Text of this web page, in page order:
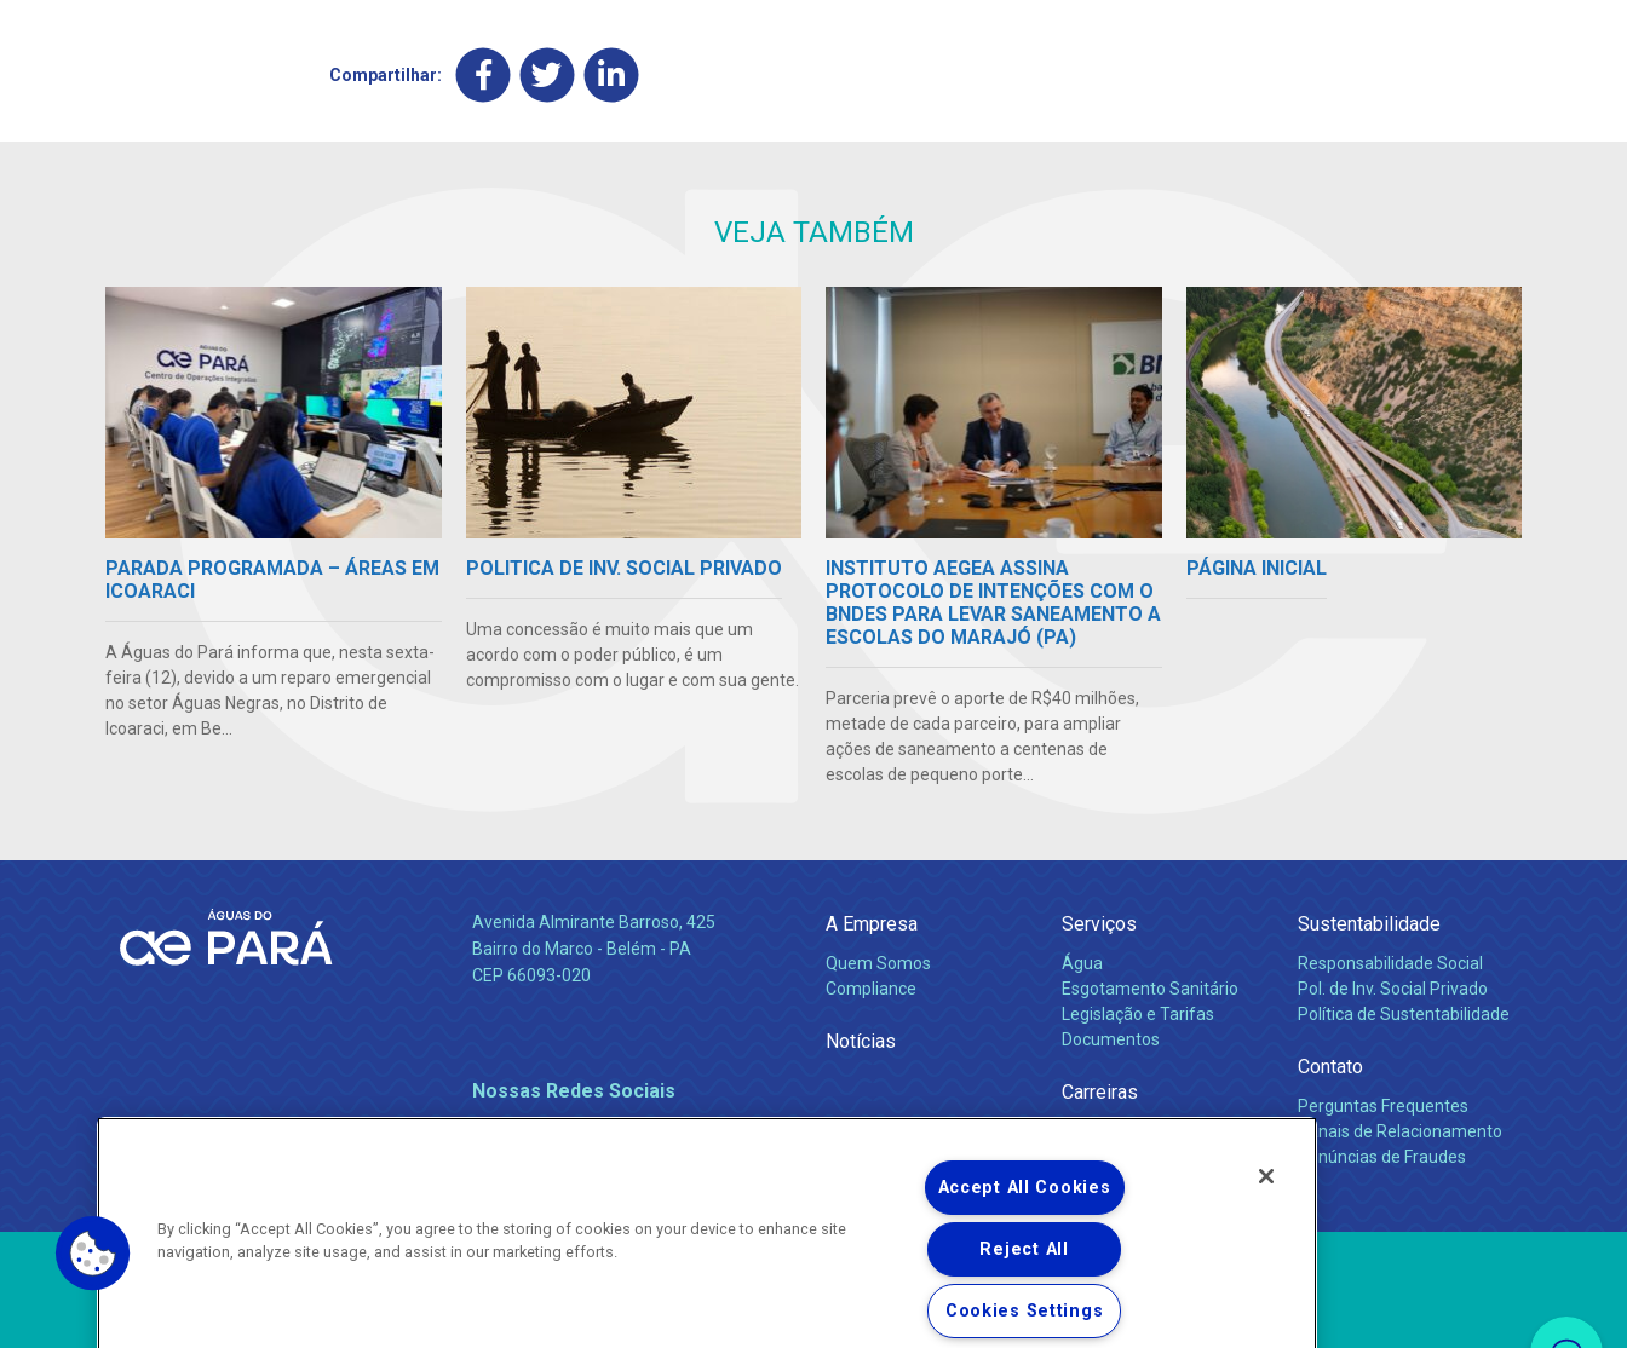
Compartilhar:
VEJA TAMBÉM
PARADA PROGRAMADA – ÁREAS EM
ICOARACI
A Águas do Pará informa que, nesta sexta-
feira (12), devido a um reparo emergencial
no setor Águas Negras, no Distrito de
Icoaraci, em Be...
POLITICA DE INV. SOCIAL PRIVADO
Uma concessão é muito mais que um
acordo com o poder público, é um
compromisso com o lugar e com sua gente.
INSTITUTO AEGEA ASSINA
PROTOCOLO DE INTENÇÕES COM O
BNDES PARA LEVAR SANEAMENTO A
ESCOLAS DO MARAJÓ (PA)
Parceria prevê o aporte de R$40 milhões,
metade de cada parceiro, para ampliar
ações de saneamento a centenas de
escolas de pequeno porte...
PÁGINA INICIAL
Avenida Almirante Barroso, 425
Bairro do Marco - Belém - PA
CEP 66093-020
Nossas Redes Sociais
A Empresa
Quem Somos
Compliance
Notícias
Serviços
Água
Esgotamento Sanitário
Legislação e Tarifas
Documentos
Carreiras
Sustentabilidade
Responsabilidade Social
Pol. de Inv. Social Privado
Política de Sustentabilidade
Contato
Perguntas Frequentes
Canais de Relacionamento
Denúncias de Fraudes
Copyright ® 2026 - Todos os Direitos Reservados.
By clicking “Accept All Cookies”, you agree to the storing of cookies on your device to enhance site
navigation, analyze site usage, and assist in our marketing efforts.
Accept All Cookies
Reject All
Cookies Settings